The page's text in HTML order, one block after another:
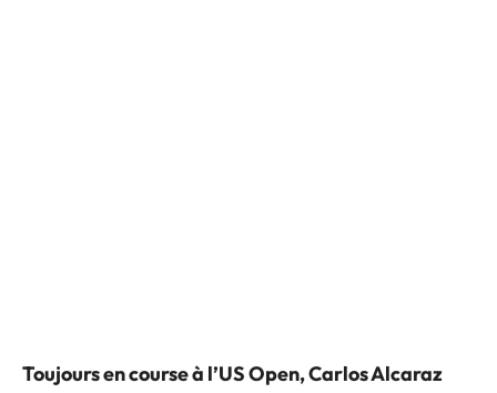
Toujours en course à l’US Open, Carlos Alcaraz